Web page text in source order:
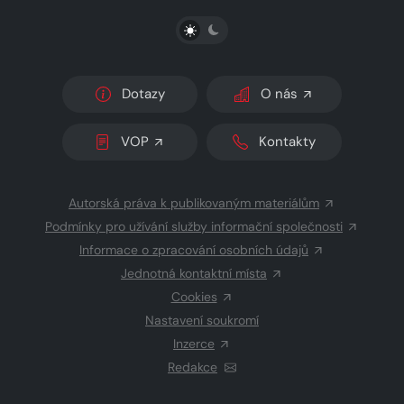
PŘEPNOUT SVĚTLÝ/TMAVÝ REŽIM
Dotazy O nás
VOP Kontakty
Autorská práva k publikovaným materiálům
Podmínky pro užívání služby informační společnosti
Informace o zpracování osobních údajů
Jednotná kontaktní místa
Cookies
Nastavení soukromí
Inzerce
Redakce